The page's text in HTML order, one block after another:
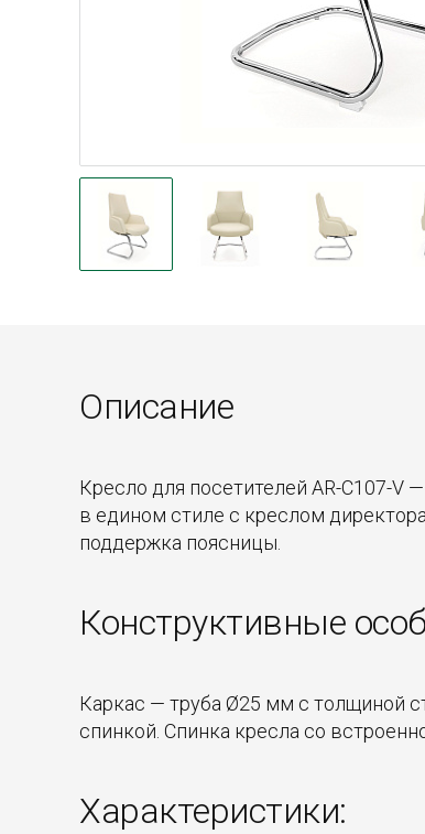
Описание
Кресло для посетителей AR-C107-V
в едином стиле с креслом
поддержка поясницы.
Конструктивные
Каркас — труба Ø25 мм с толщиной
спинкой. Спинка кресла со
Характеристики: